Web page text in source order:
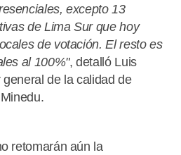
excepto 13
de Lima Sur que hoy
de votación. El resto es
al 100%", detalló Luis
de la calidad de
retomarán aún la